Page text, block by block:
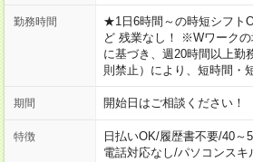
勤務時間
★1日6時間～の時短シフト
ど 残業なし！ ※Wワーク
に基づき、週20時間以上
則禁止）により、短時間・
期間 開始日はご相談ください
特徴 日払いOK/履歴書不要/40～
電話対応なし/パソコンスキ